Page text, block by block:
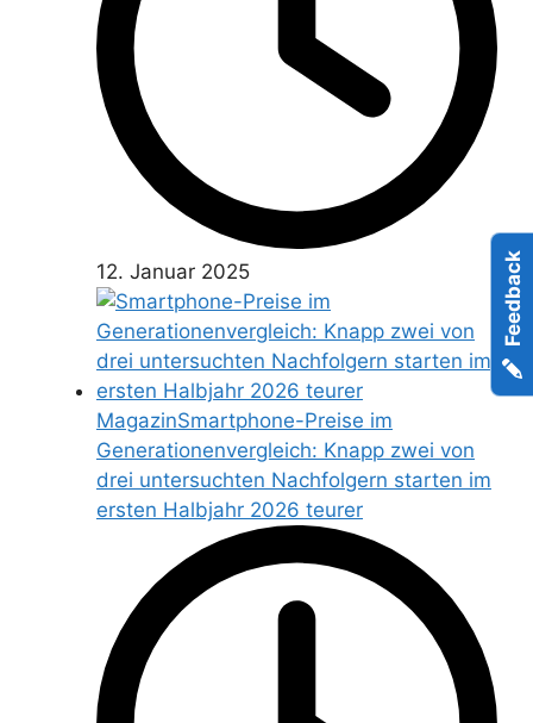
12. Januar 2025
MagazinSmartphone-Preise im
Generationenvergleich: Knapp zwei von
drei untersuchten Nachfolgern starten im
ersten Halbjahr 2026 teurer
Feedback